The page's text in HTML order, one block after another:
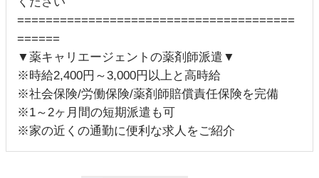
=======================================
======
▼薬キャリエージェントの薬剤師派遣▼
※時給2,400円～3,000円以上と高時給
※社会保険/労働保険/薬剤師賠償責任保険を完備
※1～2ヶ月間の短期派遣も可
※家の近くの通勤に便利な求人をご紹介